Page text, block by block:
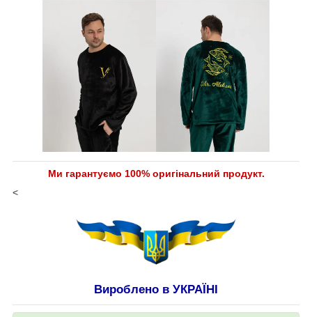
Ми гарантуємо 100% оригінальний продукт.
<
Вироблено в УКРАЇНІ